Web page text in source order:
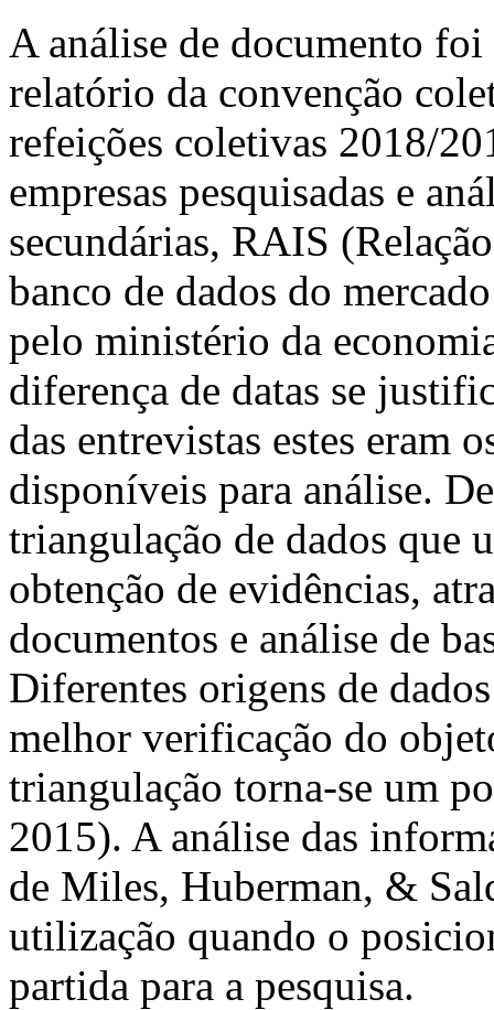
A análise de documento
relatório da convenção
refeições coletivas 2018/
empresas pesquisadas e
secundárias, RAIS
banco de dados do
pelo ministério da
diferença de datas se
das entrevistas estes eram
disponíveis para análise.
triangulação de dados que
obtenção de evidências,
documentos e análise de
Diferentes origens de
melhor verificação do
triangulação torna-se um
2015). A análise das
de Miles, Huberman, &
utilização quando o
partida para a pesquisa.